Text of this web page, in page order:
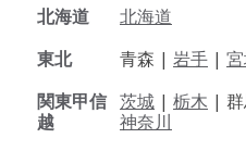
北海道
北海道
東北
青森 | 岩手 |
関東甲信
越
茨城 | 栃木 |
神奈川